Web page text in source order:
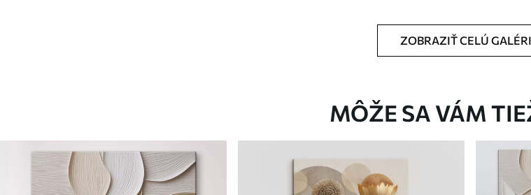
✓
Bezpečný atrament bez
zápachu
✗ Povrch podobný plátnu
✓
Povrch podobný plátnu
✓Žiarivé a sýte farby
✓
✓
✓Povrch podobný plátnu
ZOBRAZIŤ CELÚ
MÔŽE SA VÁM